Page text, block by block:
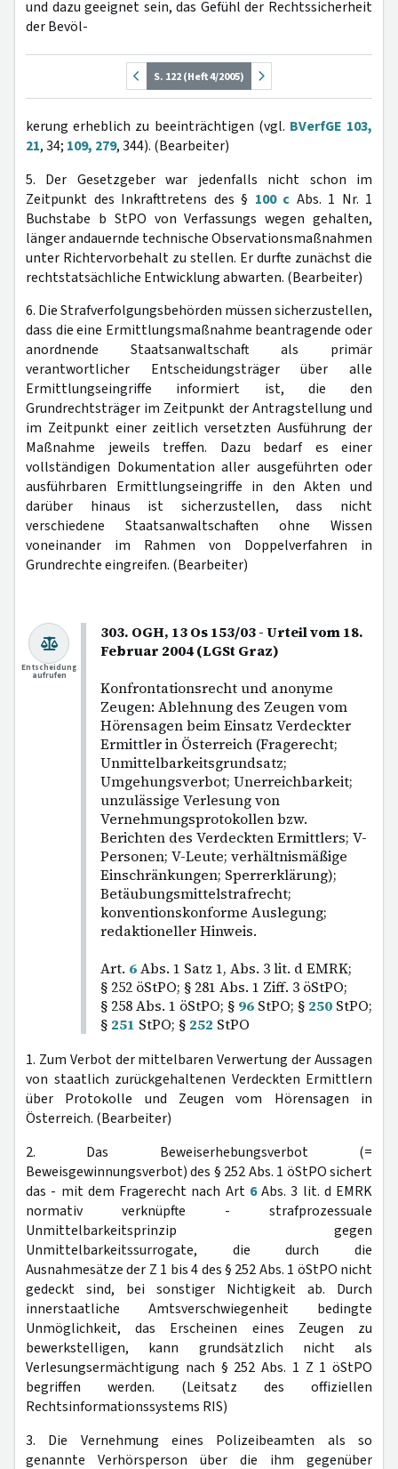
und dazu geeignet sein, das Gefühl der Rechtssicherheit
der Bevöl-
S. 122 (Heft 4/2005)
kerung erheblich zu beeinträchtigen (vgl. BVerfGE 103,
21, 34; 109, 279, 344). (Bearbeiter)
5. Der Gesetzgeber war jedenfalls nicht schon im
Zeitpunkt des Inkrafttretens des § 100 c Abs. 1 Nr. 1
Buchstabe b StPO von Verfassungs wegen gehalten,
länger andauernde technische Observationsmaßnahmen
unter Richtervorbehalt zu stellen. Er durfte zunächst die
rechtstatsächliche Entwicklung abwarten. (Bearbeiter)
6. Die Strafverfolgungsbehörden müssen sicherzustellen,
dass die eine Ermittlungsmaßnahme beantragende oder
anordnende Staatsanwaltschaft als primär
verantwortlicher Entscheidungsträger über alle
Ermittlungseingriffe informiert ist, die den
Grundrechtsträger im Zeitpunkt der Antragstellung und
im Zeitpunkt einer zeitlich versetzten Ausführung der
Maßnahme jeweils treffen. Dazu bedarf es einer
vollständigen Dokumentation aller ausgeführten oder
ausführbaren Ermittlungseingriffe in den Akten und
darüber hinaus ist sicherzustellen, dass nicht
verschiedene Staatsanwaltschaften ohne Wissen
voneinander im Rahmen von Doppelverfahren in
Grundrechte eingreifen. (Bearbeiter)
303. OGH, 13 Os 153/03 - Urteil vom 18.
Februar 2004 (LGSt Graz)
Konfrontationsrecht und anonyme
Zeugen: Ablehnung des Zeugen vom
Hörensagen beim Einsatz Verdeckter
Ermittler in Österreich (Fragerecht;
Unmittelbarkeitsgrundsatz;
Umgehungsverbot; Unerreichbarkeit;
unzulässige Verlesung von
Vernehmungsprotokollen bzw.
Berichten des Verdeckten Ermittlers; V-
Personen; V-Leute; verhältnismäßige
Einschränkungen; Sperrerklärung);
Betäubungsmittelstrafrecht;
konventionskonforme Auslegung;
redaktioneller Hinweis.
Art. 6Abs. 1 Satz 1, Abs. 3 lit. d EMRK;
§ 252 öStPO; § 281 Abs. 1 Ziff. 3 öStPO;
§ 258 Abs. 1 öStPO; § 96 StPO; § 250 StPO;
§ 251 StPO; § 252 StPO
Entscheidung
aufrufen
1. Zum Verbot der mittelbaren Verwertung der Aussagen
von staatlich zurückgehaltenen Verdeckten Ermittlern
über Protokolle und Zeugen vom Hörensagen in
Österreich. (Bearbeiter)
2. Das Beweiserhebungsverbot (=
Beweisgewinnungsverbot) des § 252 Abs. 1 öStPO sichert
das - mit dem Fragerecht nach Art 6Abs. 3 lit. d EMRK
normativ verknüpfte - strafprozessuale
Unmittelbarkeitsprinzip gegen
Unmittelbarkeitssurrogate, die durch die
Ausnahmesätze der Z 1 bis 4 des § 252 Abs. 1 öStPO nicht
gedeckt sind, bei sonstiger Nichtigkeit ab. Durch
innerstaatliche Amtsverschwiegenheit bedingte
Unmöglichkeit, das Erscheinen eines Zeugen zu
bewerkstelligen, kann grundsätzlich nicht als
Verlesungsermächtigung nach § 252 Abs. 1 Z 1 öStPO
begriffen werden. (Leitsatz des offiziellen
Rechtsinformationssystems RIS)
3. Die Vernehmung eines Polizeibeamten als so
genannte Verhörsperson über die ihm gegenüber